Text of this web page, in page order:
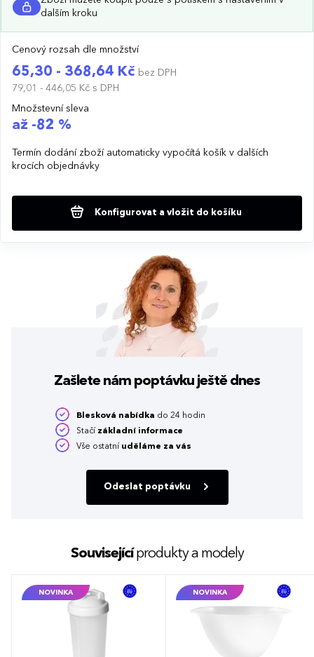
dalším kroku
Cenový rozsah dle množství
65,30 - 368,64 Kč bez DPH
79,01 - 446,05 Kč s DPH
Množstevní sleva
až -82 %
Termín dodání zboží automaticky vypočítá košík v dalších
krocích objednávky
Konfigurovat a vložit do košíku
Zašlete nám poptávku ještě dnes
Blesková nabídka do 24 hodin
Stačí základní informace
Vše ostatní uděláme za vás
Odeslat poptávku
Souvisejícíprodukty a modely
NOVINKA NOVINKA